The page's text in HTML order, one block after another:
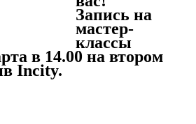
Запись на
мастер-
классы
в 14.00 на втором
Incity.